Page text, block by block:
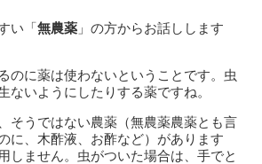
い「無農薬 」の方からお話しします
のに薬は使わないということです。虫
ないようにしたりする薬ですね。
そうではない農薬（無農薬農薬とも言
に、木酢液、お酢など）があります
しません。虫がついた場合は、手でと